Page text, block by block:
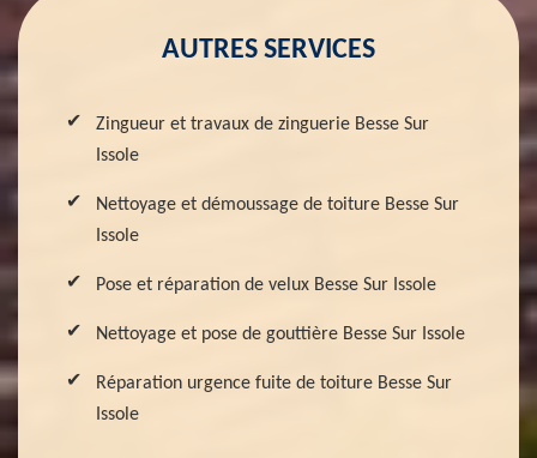
AUTRES SERVICES
Zingueur et travaux de zinguerie Besse Sur
Issole
Nettoyage et démoussage de toiture Besse Sur
Issole
Pose et réparation de velux Besse Sur Issole
Nettoyage et pose de gouttière Besse Sur Issole
Réparation urgence fuite de toiture Besse Sur
Issole